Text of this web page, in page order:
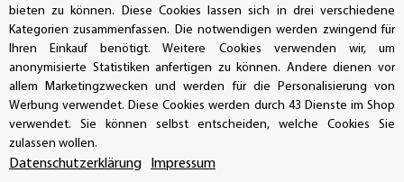
Handwerkerring 1, D-39326 Wolmirstedt
Bestellungen/Support: +49 (0)39-201-28-98-10
Buchhaltung: +49 (0)39-201-28-98-17
info@aufkleberdealer.de
UNSER AFFILIATE-PROGRAMM
bieten zu können. Diese Cookies lassen sich in drei verschiedene
Kategorien zusammenfassen. Die notwendigen werden zwingend für
Ihren Einkauf benötigt. Weitere Cookies verwenden wir, um
anonymisierte Statistiken anfertigen zu können. Andere dienen vor
allem Marketingzwecken und werden für die Personalisierung von
Werbung verwendet. Diese Cookies werden durch 43 Dienste im Shop
verwendet. Sie können selbst entscheiden, welche Cookies Sie
zulassen wollen.
Datenschutzerklärung Impressum